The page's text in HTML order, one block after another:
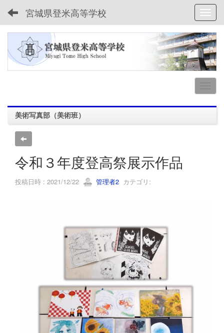
宮城県登米高等学校
美術写真部（美術班）
令和３年度登高祭展示作品
投稿日時 : 2021/12/22 管理者2 カテゴリ: